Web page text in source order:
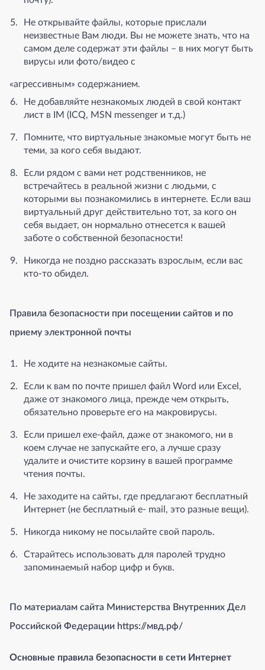
Не открывайте файлы, которые прислали
неизвестные Вам люди. Вы не можете знать, что на
самом деле содержат эти файлы – в них могут быть
вирусы или фото/видео с
«агрессивным» содержанием.
Не добавляйте незнакомых людей в свой контакт
лист в IM (ICQ, MSN messenger и т.д.)
Помните, что виртуальные знакомые могут быть не
теми, за кого себя выдают.
Если рядом с вами нет родственников, не
встречайтесь в реальной жизни с людьми, с
которыми вы познакомились в интернете. Если ваш
виртуальный друг действительно тот, за кого он
себя выдает, он нормально отнесется к вашей
заботе о собственной безопасности!
Никогда не поздно рассказать взрослым, если вас
кто-то обидел.
Правила безопасности при посещении сайтов и по
приему электронной почты
Не ходите на незнакомые сайты.
Если к вам по почте пришел файл Word или Excel,
даже от знакомого лица, прежде чем открыть,
обязательно проверьте его на макровирусы.
Если пришел exe-файл, даже от знакомого, ни в
коем случае не запускайте его, а лучше сразу
удалите и очистите корзину в вашей программе
чтения почты.
Не заходите на сайты, где предлагают бесплатный
Интернет (не бесплатный e- mail, это разные вещи).
Никогда никому не посылайте свой пароль.
Старайтесь использовать для паролей трудно
запоминаемый набор цифр и букв.
По материалам сайта Министерства Внутренних Дел
Российской Федерации https://мвд.рф/
Основные правила безопасности в сети Интернет